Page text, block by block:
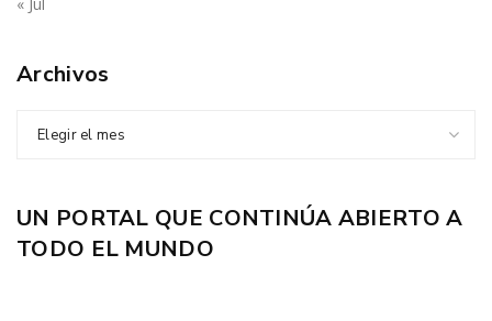
Archivos
Elegir el mes
UN PORTAL QUE CONTINÚA ABIERTO A
TODO EL MUNDO